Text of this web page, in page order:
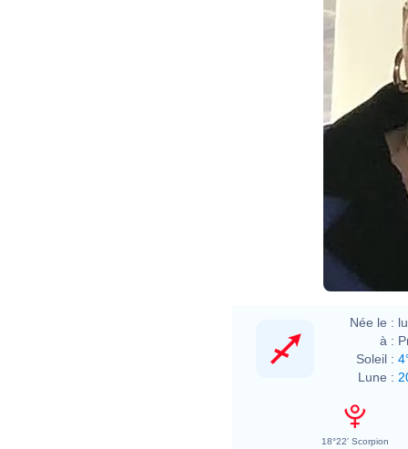
Née le :
à :
Soleil :
Lune :
18°22' Scorpion